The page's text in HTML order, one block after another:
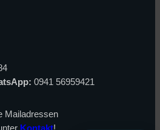
0941 56959421
Mailadressen